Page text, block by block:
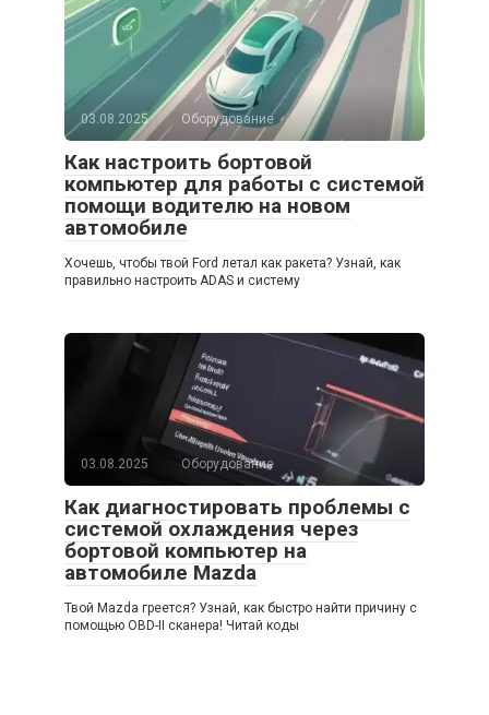
03.08.2025 Оборудование
Как настроить бортовой
компьютер для работы с системой
помощи водителю на новом
автомобиле
Хочешь, чтобы твой Ford летал как ракета? Узнай, как
правильно настроить ADAS и систему
03.08.2025 Оборудование
Как диагностировать проблемы с
системой охлаждения через
бортовой компьютер на
автомобиле Mazda
Твой Mazda греется? Узнай, как быстро найти причину с
помощью OBD-II сканера! Читай коды